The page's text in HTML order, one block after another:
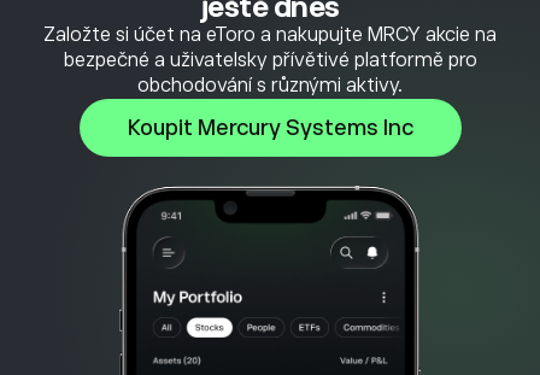
ještě dnes
Založte si účet na eToro a nakupujte MRCY akcie na
bezpečné a uživatelsky přívětivé platformě pro
obchodování s různými aktivy.
Koupit Mercury Systems Inc